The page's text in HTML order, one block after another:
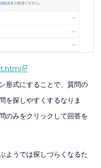
形式にすることで、質問の
を探しやすくするなりま
のみをクリックして回答を
ようでは探しづらくなるた